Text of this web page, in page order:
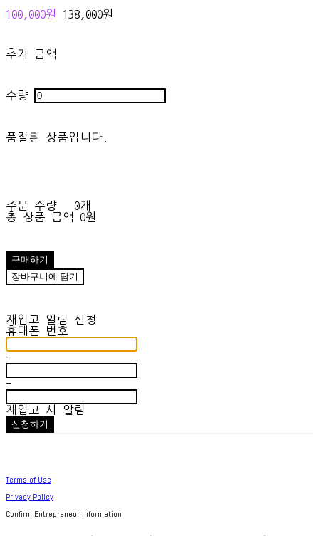
100,000원 138,000원
추가 금액
수량
품절된 상품입니다.
주문 수량
0개
총 상품 금액
0원
구매하기
장바구니에 담기
재입고 알림 신청
휴대폰 번호
-
-
재입고 시 알림
신청하기
Terms of Use
Privacy Policy
Confirm Entrepreneur Information